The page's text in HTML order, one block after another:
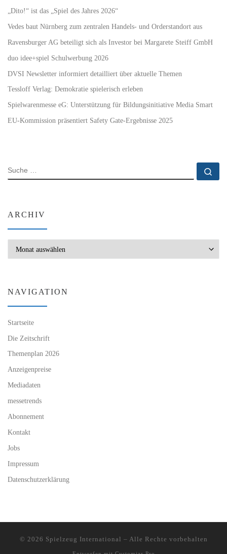
„Dito!“ ist das „Spiel des Jahres 2026“
Vedes baut Nürnberg zum zentralen Handels- und Orderstandort aus
Ravensburger AG beteiligt sich als Investor bei Margarete Steiff GmbH
duo idee+spiel Schulwerbung 2026
DVSI Newsletter informiert detailliert über aktuelle Themen
Tessloff Verlag: Demokratie spielerisch erleben
Spielwarenmesse eG: Unterstützung für Bildungsinitiative Media Smart
EU-Kommission präsentiert Safety Gate-Ergebnisse 2025
SUCHE
ARCHIV
NAVIGATION
Startseite
Die Zeitschrift
Themenplan 2026
Anzeigenpreise
Mediadaten
messetrends
Abonnement
Kontakt
Jobs
Impressum
Datenschutzerklärung
© 2026 Spielzeug International – Alle Rechte vorbehalten